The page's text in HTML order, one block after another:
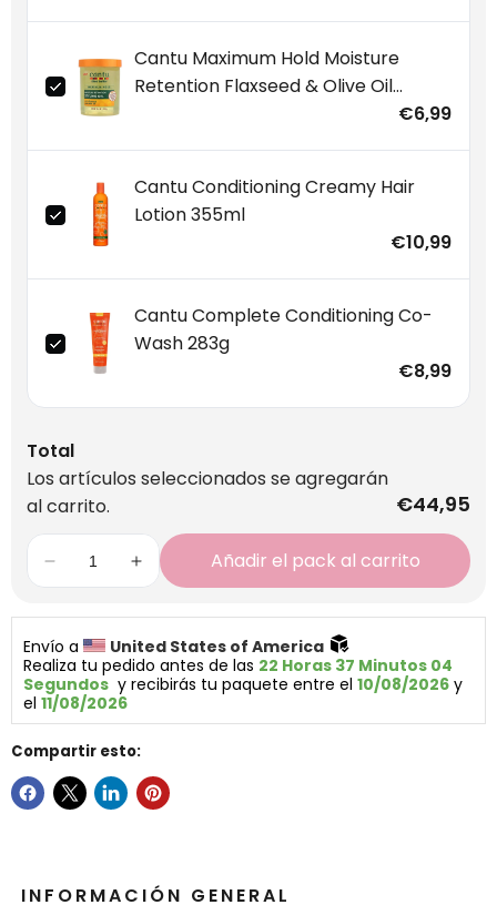
Cantu Maximum Hold Moisture
Retention Flaxseed & Olive Oil
€6,99
Cantu Conditioning Creamy Hair
Lotion 355ml
€10,99
Cantu Complete Conditioning Co-
Wash 283g
€8,99
Total
Los artículos seleccionados se agregarán
al carrito.
€44,95
Añadir el pack al carrito
Envío a
United States of America
Realiza tu pedido antes de las 22 Horas 37 Minutos 04
Segundos
  y recibirás tu paquete entre el
10/08/2026 y
el 11/08/2026
Compartir esto:
INFORMACIÓN GENERAL